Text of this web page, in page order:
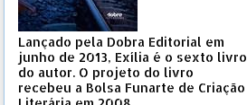
Lançado pela Dobra Editorial em
junho de 2013, Exília é o sexto livro
do autor. O projeto do livro
recebeu a Bolsa Funarte de Criação